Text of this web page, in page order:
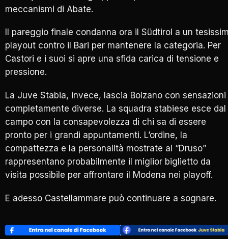
meccanismi di Abate.
Il pareggio finale condanna ora il Südtirol a un
playout contro il Bari per mantenere la categoria. Per
Castori e i suoi si apre una sfida carica di tensione e
pressione.
La Juve Stabia, invece, lascia Bolzano con sensazioni
completamente diverse. La squadra stabiese esce dal
campo con la consapevolezza di chi sa di essere
pronto per i grandi appuntamenti. L’ordine, la
compattezza e la personalità mostrate al “Druso”
rappresentano probabilmente il miglior biglietto da
visita possibile per affrontare il Modena nei playoff.
E adesso Castellammare può continuare a sognare.